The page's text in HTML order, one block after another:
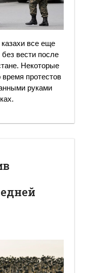
все еще
вести после
Некоторые
протестов
руками